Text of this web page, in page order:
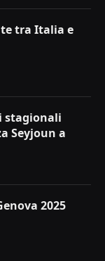
tra Italia e
stagionali
Seyjoun a
2025